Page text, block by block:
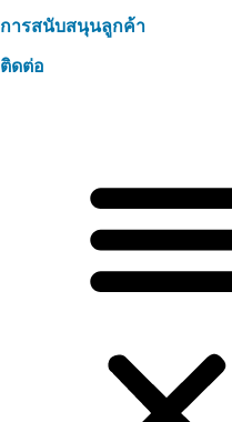
การสนับสนุนลูกค้า
ติดต่อ